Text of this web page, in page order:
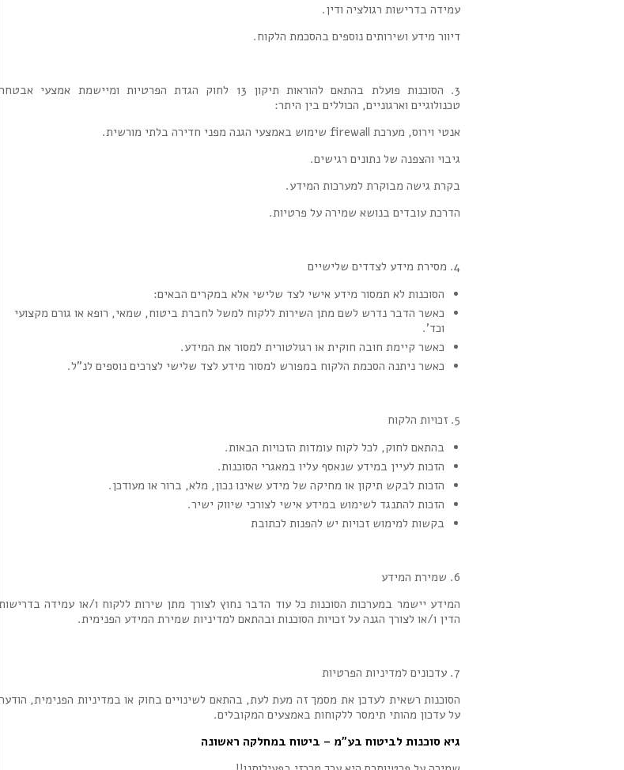
עמידה בדרישות רגולציה ודין.
דיוור מידע ושירותים נוספים בהסכמת הלקוח.
3. הסוכנות פועלת בהתאם להוראות תיקון 13 לחוק הגדת הפרטיות ומיישמת אמצעי
טכנולוגיים וארגוניים, הכוללים בין היתר:
אנטי וירוס, מערכת firewall שימוש באמצעי הגנה מפני חדירה בלתי מורשית.
גיבוי והצפנה של נתונים רגישים.
בקרת גישה מבוקרת למערכות המידע.
הדרכת עובדים בנושא שמירה על פרטיות.
4. מסירת מידע לצדדים שלישיים
הסוכנות לא תמסור מידע אישי לצד שלישי אלא במקרים הבאים:
כאשר הדבר נדרש לשם מתן השירות ללקוח למשל לחברת ביטוח, שמאי, רופא או גורם מקצועי
וכד'.
כאשר קיימת חובה חוקית או רגולטורית למסור את המידע.
כאשר ניתנה הסכמת הלקוח במפורש למסור מידע לצד שלישי לצרכים נוספים לנ"ל.
5. זכויות הלקוח
בהתאם לחוק, לכל לקוח עומדות הזכויות הבאות.
הזכות לעיין במידע שנאסף עליו במאגרי הסוכנות.
הזכות לבקש תיקון או מחיקה של מידע שאינו נכון, מלא, ברור או מעודכן.
הזכות להתנגד לשימוש במידע אישי לצורכי שיווק ישיר.
בקשות למימוש זכויות יש להפנות לכתובת
6. שמירת המידע
המידע יישמר במערכות הסוכנות כל עוד הדבר נחוץ לצורך מתן שירות ללקוח ו/או עמידה
הדין ו/או לצורך הגנה על זכויות הסוכנות ובהתאם למדיניות שמירת המידע הפנימית.
7. עדכונים למדיניות הפרטיות
הסוכנות רשאית לעדכן את מסמך זה מעת לעת, בהתאם לשינויים בחוק או במדיניות הפנימית,
על עדכון מהותי תימסר ללקוחות באמצעים המקובלים.
גיא סוכנות לביטוח בע"מ – ביטוח במחלקה ראשונה